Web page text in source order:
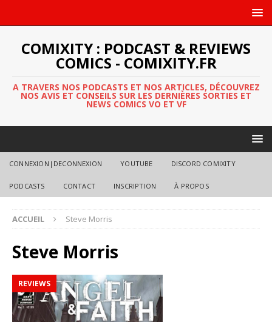
COMIXITY : PODCAST & REVIEWS
COMICS - COMIXITY.FR
A TRAVERS NOS PODCASTS ET NOS ARTICLES, DÉCOUVREZ
NOS AVIS ET CONSEILS SUR LES DERNIÈRES SORTIES ET
NEWS COMICS VO ET VF
CONNEXION|DECONNEXION YOUTUBE DISCORD COMIXITY
PODCASTS CONTACT INSCRIPTION À PROPOS
ACCUEIL Steve Morris
Steve Morris
REVIEWS